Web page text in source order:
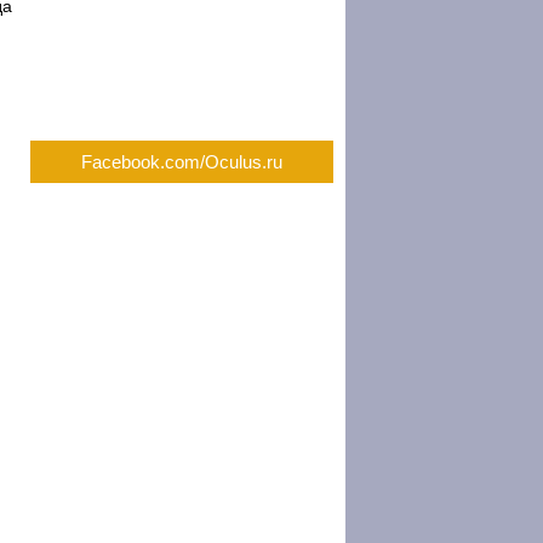
Facebook.com/Oculus.ru